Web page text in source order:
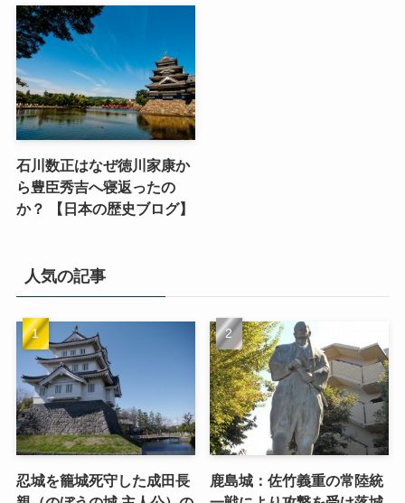
石川数正はなぜ徳川家康か
ら豊臣秀吉へ寝返ったの
か？ 【日本の歴史ブログ】
人気の記事
忍城を籠城死守した成田長
鹿島城：佐竹義重の常陸統